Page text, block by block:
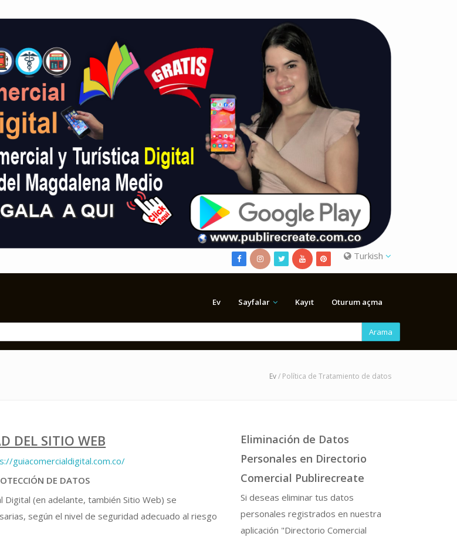
Turkish
Ev Sayfalar Kayıt Oturum açma
Arama
Ev/ Política de Tratamiento de datos
DEL SITIO WEB
guiacomercialdigital.com.co/
DE DATOS
(en adelante, también Sitio Web) se
según el nivel de seguridad adecuado al riesgo
Eliminación de Datos
Personales en Directorio
Comercial Publirecreate
Si deseas eliminar tus datos
personales registrados en nuestra
aplicación "Directorio Comercial